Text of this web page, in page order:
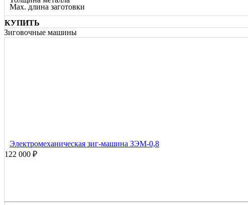
Max. длина заготовки
КУПИТЬ
Зиговочные машины
Электромеханическая зиг-машина ЗЭМ-0,8
122 000 ₽